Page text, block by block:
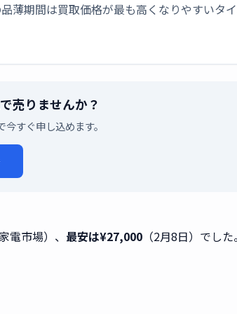
薄期間は買取価格が最も高くなりやすいタ
売りませんか？
すぐ申し込めます。
電市場）、 最安は¥27,000 （2月8日）でし